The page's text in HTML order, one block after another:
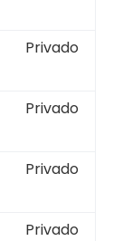
Privado
Privado
Privado
Privado